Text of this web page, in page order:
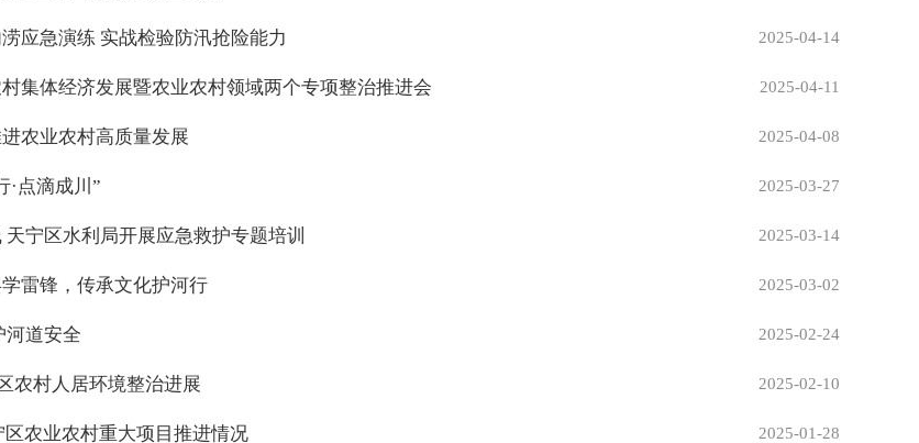
应急演练 实战检验防汛抢险能力 2025-04-14
集体经济发展暨农业农村领域两个专项整治推进会 2025-04-11
农业农村高质量发展 2025-04-08
·点滴成川” 2025-03-27
宁区水利局开展应急救护专题培训 2025-03-14
雷锋，传承文化护河行 2025-03-02
河道安全 2025-02-24
农村人居环境整治进展 2025-02-10
区农业农村重大项目推进情况 2025-01-28